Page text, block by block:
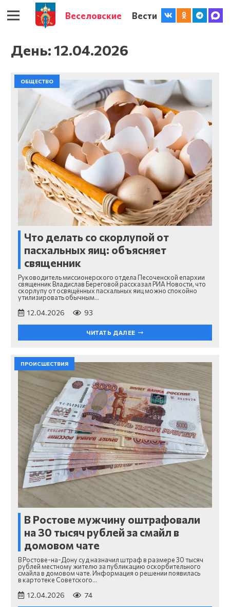
Веселовские Вести
День:12.04.2026
ОБЩЕСТВО
Что делать со скорлупой от
пасхальных яиц: объясняет
священник
Руководитель миссионерского отдела Песоченской епархии
священник Владислав Береговой рассказал РИА Новости, что
скорлупу от освящённых пасхальных яиц можно спокойно
утилизировать обычным…
12.04.2026 93
ЧИТАТЬ ДАЛЕЕ
ПРОИСШЕСТВИЯ
В Ростове мужчину оштрафовали
на 30 тысяч рублей за смайл в
домовом чате
В Ростове-на-Дону суд назначил штраф в размере 30 тысяч
рублей местному жителю за публикацию оскорбительного
смайла в домовом чате. Информация о решении появилась
в картотеке Советского…
12.04.2026 74